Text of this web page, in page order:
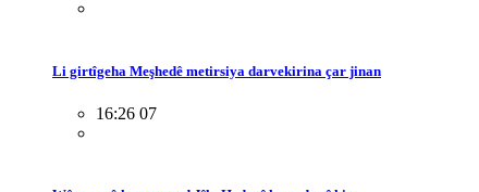
Li girtîgeha Meşhedê metirsiya darvekirina çar jinan
16:26 07